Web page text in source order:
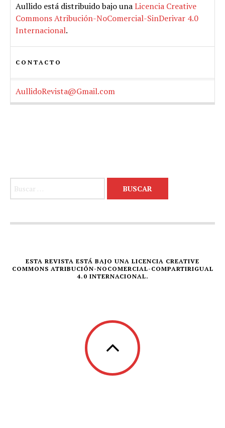
Aullido está distribuido bajo unaLicencia Creative
Commons Atribución-NoComercial-SinDerivar 4.0
Internacional.
CONTACTO
AullidoRevista@Gmail.com
ESTA REVISTA ESTÁ BAJO UNA LICENCIA CREATIVE
COMMONS ATRIBUCIÓN-NOCOMERCIAL-COMPARTIRIGUAL
4.0 INTERNACIONAL.